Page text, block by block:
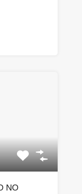
NO